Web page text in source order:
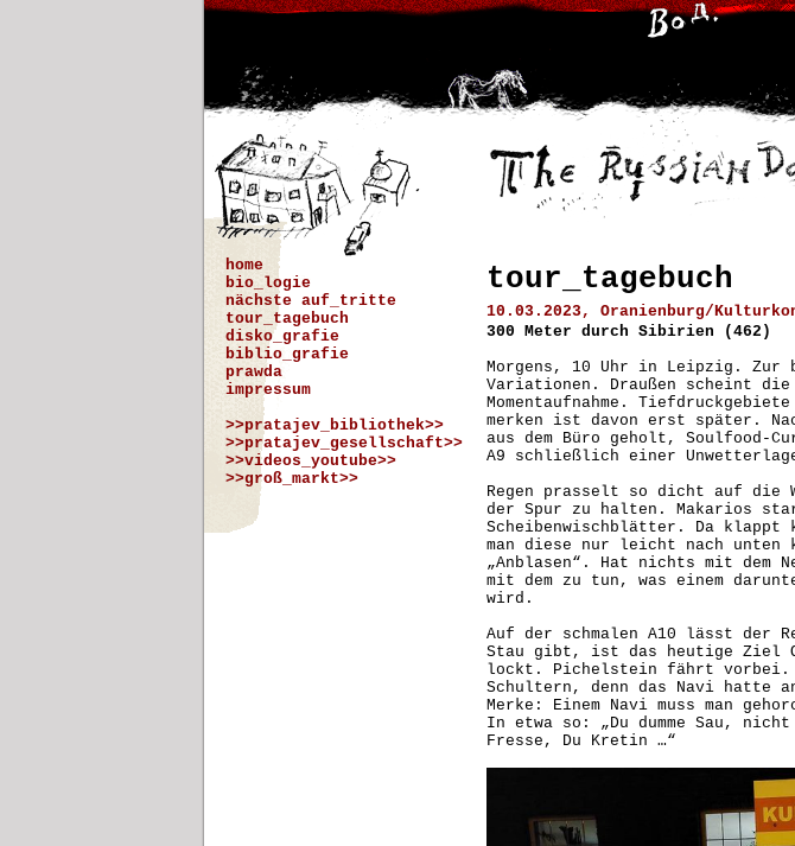
home
bio_logie
nächste auf_tritte
tour_tagebuch
disko_grafie
biblio_grafie
prawda
impressum
>>pratajev_bibliothek>>
>>pratajev_gesellschaft>>
>>videos_youtube>>
>>groß_markt>>
tour_tagebuch
10.03.2023, Oranienburg/
300 Meter durch Sibirien (462)
Morgens, 10 Uhr in Leipzig. Zur
Variationen. Draußen scheint die
Momentaufnahme.
merken ist davon erst später.
aus dem Büro geholt, Soulfood-
A9 schließlich einer
Regen prasselt so dicht auf die
der Spur zu halten. Makarios
Scheibenwischblätter. Da klappt
man diese nur leicht nach unten
„Anblasen“. Hat nichts mit dem
mit dem zu tun, was einem
wird.
Auf der schmalen A10 lässt der
Stau gibt, ist das heutige Ziel
lockt. Pichelstein fährt vorbei.
Schultern, denn das Navi hatte
Merke: Einem Navi muss man
In etwa so: „Du dumme Sau,
Fresse, Du Kretin …“